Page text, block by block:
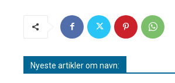
Nyeste artikler om navn: